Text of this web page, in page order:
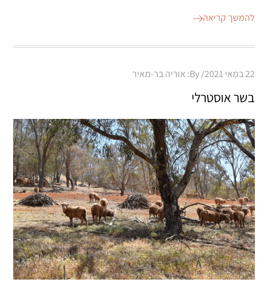
להמשך קריאה
Posted
22 במאי 2021 By: אוריה בר-מאיר
בשר אוסטרלי